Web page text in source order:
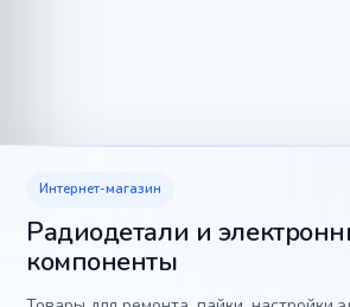
Интернет-магазин
Радиодетали и
компоненты